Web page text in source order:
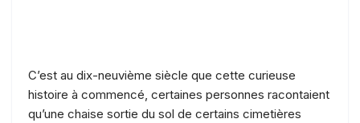
C’est au dix-neuvième siècle que cette curieuse
histoire à commencé, certaines personnes racontaient
qu’une chaise sortie du sol de certains cimetières